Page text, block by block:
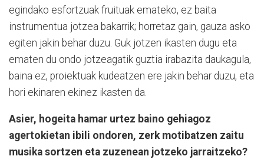
egindako esfortzuak fruituak emateko, ez baita
instrumentua jotzea bakarrik; horretaz gain, gauza asko
egiten jakin behar duzu. Guk jotzen ikasten dugu eta
ematen du ondo jotzeagatik guztia irabazita daukagula,
baina ez, proiektuak kudeatzen ere jakin behar duzu, eta
hori ekinaren ekinez ikasten da.
Asier, hogeita hamar urtez baino gehiagoz
agertokietan ibili ondoren, zerk motibatzen zaitu
musika sortzen eta zuzenean jotzeko jarraitzeko?